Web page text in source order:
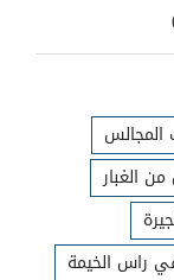
الغبار
راس الخيمة